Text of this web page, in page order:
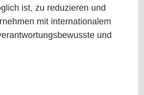
ist, zu reduzieren und
mit internationalem
und